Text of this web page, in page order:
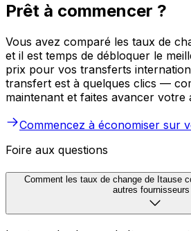
Prêt à commencer ?
Vous avez comparé les taux de
et il est temps de débloquer le
prix pour vos transferts
transfert est à quelques clics —
maintenant et faites avancer votre
Commencez à économiser sur
Foire aux questions
Comment les taux de change de Itause
autres